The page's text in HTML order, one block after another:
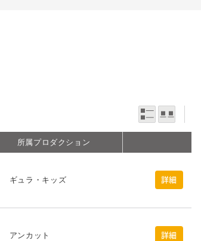
一覧表示写真表示
所属プロダクション
ギュラ・キッズ 詳細
アンカット 詳細